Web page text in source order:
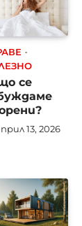
се
13, 2026